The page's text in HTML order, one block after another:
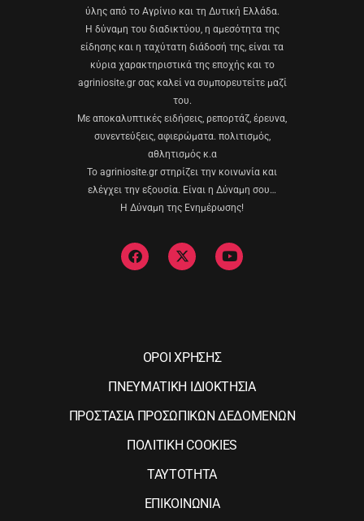
ύλης από το Αγρίνιο και τη Δυτική Ελλάδα.
Η δύναμη του διαδικτύου, η αμεσότητα της
είδησης και η ταχύτατη διάδοσή της, είναι τα
κύρια χαρακτηριστικά της εποχής και το
agriniosite.gr σας καλεί να συμπορευτείτε μαζί
του.
Με αποκαλυπτικές ειδήσεις, ρεπορτάζ, έρευνα,
συνεντεύξεις, αφιερώματα. πολιτισμός,
αθλητισμός κ.α
Το agriniosite.gr στηρίζει την κοινωνία και
ελέγχει την εξουσία. Είναι η Δύναμη σου…
Η Δύναμη της Ενημέρωσης!
ΟΡΟΙ ΧΡΗΣΗΣ
ΠΝΕΥΜΑΤΙΚΗ ΙΔΙΟΚΤΗΣΙΑ
ΠΡΟΣΤΑΣΙΑ ΠΡΟΣΩΠΙΚΩΝ ΔΕΔΟΜΕΝΩΝ
ΠΟΛΙΤΙΚΗ COOKIES
ΤΑΥΤΟΤΗΤΑ
ΕΠΙΚΟΙΝΩΝΙΑ